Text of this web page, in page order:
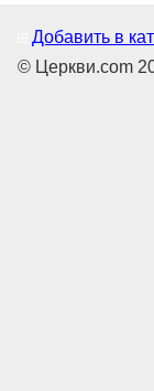
Добавить в
© Церкви.com